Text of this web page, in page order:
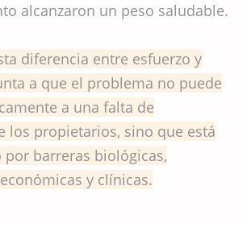
alcanzaron un peso saludable.
diferencia entre esfuerzo y
a que el problema no puede
a una falta de
los propietarios, sino que está
barreras biológicas,
y clínicas.